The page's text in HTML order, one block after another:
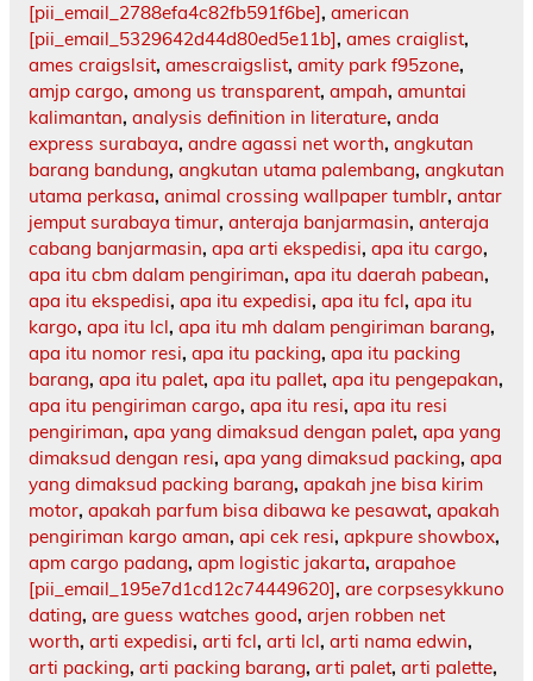
[pii_email_2788efa4c82fb591f6be], american
[pii_email_5329642d44d80ed5e11b], ames craiglist,
ames craigslsit, amescraigslist, amity park f95zone,
amjp cargo, among us transparent, ampah, amuntai
kalimantan, analysis definition in literature, anda
express surabaya, andre agassi net worth, angkutan
barang bandung, angkutan utama palembang, angkutan
utama perkasa, animal crossing wallpaper tumblr, antar
jemput surabaya timur, anteraja banjarmasin, anteraja
cabang banjarmasin, apa arti ekspedisi, apa itu cargo,
apa itu cbm dalam pengiriman, apa itu daerah pabean,
apa itu ekspedisi, apa itu expedisi, apa itu fcl, apa itu
kargo, apa itu lcl, apa itu mh dalam pengiriman barang,
apa itu nomor resi, apa itu packing, apa itu packing
barang, apa itu palet, apa itu pallet, apa itu pengepakan,
apa itu pengiriman cargo, apa itu resi, apa itu resi
pengiriman, apa yang dimaksud dengan palet, apa yang
dimaksud dengan resi, apa yang dimaksud packing, apa
yang dimaksud packing barang, apakah jne bisa kirim
motor, apakah parfum bisa dibawa ke pesawat, apakah
pengiriman kargo aman, api cek resi, apkpure showbox,
apm cargo padang, apm logistic jakarta, arapahoe
[pii_email_195e7d1cd12c74449620], are corpsesykkuno
dating, are guess watches good, arjen robben net
worth, arti expedisi, arti fcl, arti lcl, arti nama edwin,
arti packing, arti packing barang, arti palet, arti palette,